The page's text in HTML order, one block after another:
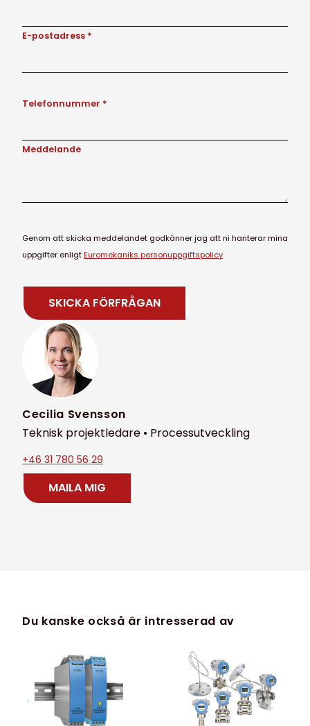
E-postadress *
Telefonnummer *
Meddelande
Genom att skicka meddelandet godkänner jag att ni hanterar mina
uppgifter enligtEuromekaniks personuppgiftspolicy
Cecilia Svensson
Teknisk projektledare • Processutveckling
+46 31 780 56 29
MAILA MIG
Du kanske också är intresserad av